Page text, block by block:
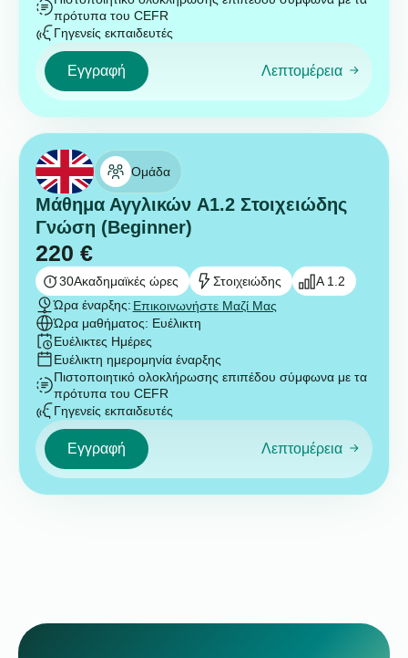
πρότυπα του CEFR
Γηγενείς εκπαιδευτές
Εγγραφή Λεπτομέρεια
Ομάδα
Μάθημα Αγγλικών A1.2 Στοιχειώδης
Γνώση (Beginner)
220 €
30Ακαδημαϊκές ώρες Στοιχειώδης
A 1.2
Ώρα έναρξης: Επικοινωνήστε Μαζί Μας
Ώρα μαθήματος: Ευέλικτη
Ευέλικτες Ημέρες
Ευέλικτη ημερομηνία έναρξης
Πιστοποιητικό ολοκλήρωσης επιπέδου σύμφωνα με τα
πρότυπα του CEFR
Γηγενείς εκπαιδευτές
Εγγραφή Λεπτομέρεια